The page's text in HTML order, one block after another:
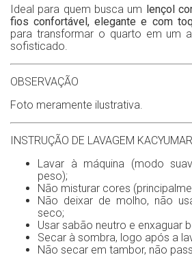
Ideal para quem busca um lençol
fios confortável, elegante e com
para transformar o quarto em um
sofisticado.
OBSERVAÇÃO
Foto meramente ilustrativa.
INSTRUÇÃO DE LAVAGEM
Lavar à máquina (modo
peso);
Não misturar cores
Não deixar de molho, não
seco;
Usar sabão neutro e enxaguar
Secar à sombra, logo após a
Não secar em tambor, não